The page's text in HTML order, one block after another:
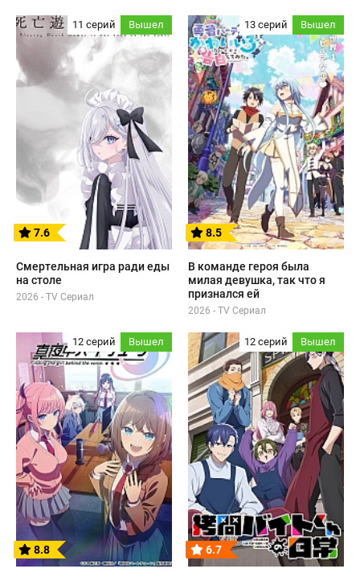
11 серий Вышел
7.6
Смертельная игра ради еды
на столе
2026 - TV Сериал
13 серий Вышел
8.5
В команде героя была
милая девушка, так что я
признался ей
2026 - TV Сериал
12 серий Вышел
8.8
12 серий Вышел
6.7